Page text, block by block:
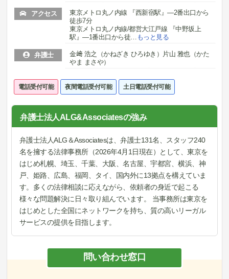
アクセス
東京メトロ丸ノ内線 『西新宿駅』―2番出口から
徒歩7分
東京メトロ丸ノ内線/都営大江戸線 『中野坂上
駅』―1番出口から徒
もっと見る
弁護士
金﨑 浩之（かねざき ひろゆき）片山 雅也（かた
やま まさや）
電話受付可能 夜間電話受付可能 土日電話受付可能
弁護士法人ALG&Associatesの強み
弁護士法人ALG＆Associatesは、弁護士131名、スタッフ240
名を擁する法律事務所（2026年4月1日現在）として、東京を
はじめ札幌、埼玉、千葉、大阪、名古屋、宇都宮、横浜、神
戸、姫路、広島、福岡、タイ、国内外に13拠点を構えていま
す。多くの法律相談に応えながら、依頼者の身近で起こる
様々な問題解決に日々取り組んでいます。 当事務所は東京を
はじめとした全国にネットワークを持ち、質の高いリーガル
サービスの提供を目指します。
問い合わせ窓口